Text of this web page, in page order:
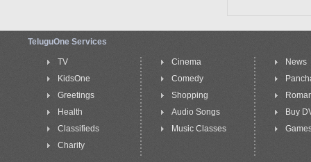
TeluguOne Services
TV
KidsOne
Greetings
Health
Classifieds
Charity
Cinema
Comedy
Shopping
Audio Songs
Music Classes
News
Buy